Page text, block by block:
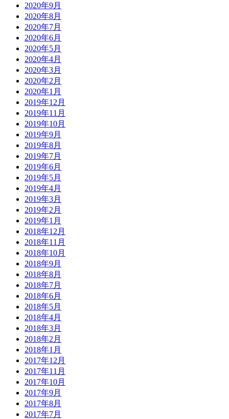
2020年9月
2020年8月
2020年7月
2020年6月
2020年5月
2020年4月
2020年3月
2020年2月
2020年1月
2019年12月
2019年11月
2019年10月
2019年9月
2019年8月
2019年7月
2019年6月
2019年5月
2019年4月
2019年3月
2019年2月
2019年1月
2018年12月
2018年11月
2018年10月
2018年9月
2018年8月
2018年7月
2018年6月
2018年5月
2018年4月
2018年3月
2018年2月
2018年1月
2017年12月
2017年11月
2017年10月
2017年9月
2017年8月
2017年7月